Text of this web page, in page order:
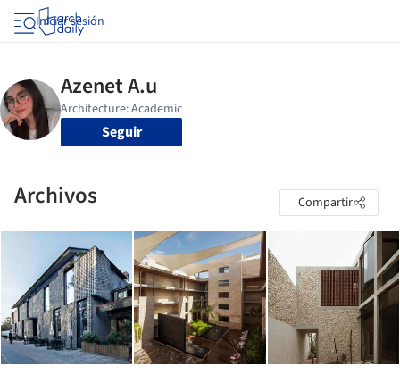
Iniciar sesión
Seguir
Archivos Compartir